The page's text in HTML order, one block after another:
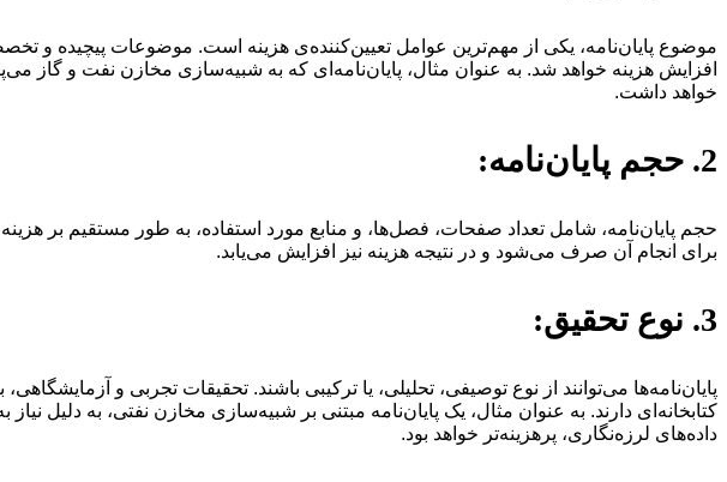
موضوع پایان‌نامه، یکی از مهم‌ترین عوامل تعیین‌کننده‌ی هزینه است. موضوعات پیچیده و
افزایش هزینه خواهد شد. به عنوان مثال، پایان‌نامه‌ای که به شبیه‌سازی مخازن نفت و گاز
خواهد داشت.
2. حجم پایان‌نامه:
حجم پایان‌نامه، شامل تعداد صفحات، فصل‌ها، و منابع مورد استفاده، به طور مستقیم بر
برای انجام آن صرف می‌شود و در نتیجه هزینه نیز افزایش می‌یابد.
3. نوع تحقیق:
پایان‌نامه‌ها می‌توانند از نوع توصیفی، تحلیلی، یا ترکیبی باشند. تحقیقات تجربی و
کتابخانه‌ای دارند. به عنوان مثال، یک پایان‌نامه مبتنی بر شبیه‌سازی مخازن نفتی، به دلیل
داده‌های لرزه‌نگاری، پرهزینه‌تر خواهد بود.